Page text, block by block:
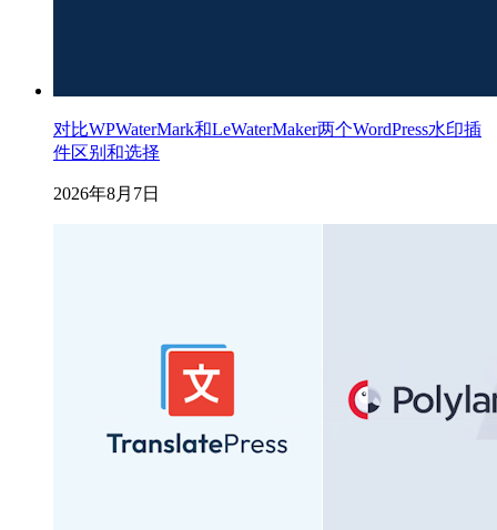
对比WPWaterMark和LeWaterMaker两个WordPress水印插
件区别和选择
2026年8月7日